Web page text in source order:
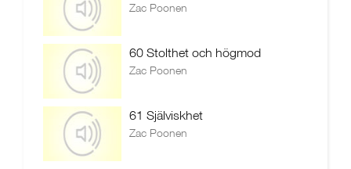
Zac Poonen
60 Stolthet och högmod
Zac Poonen
61 Själviskhet
Zac Poonen